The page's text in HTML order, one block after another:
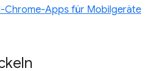
Chrome-Apps für Mobilgeräte